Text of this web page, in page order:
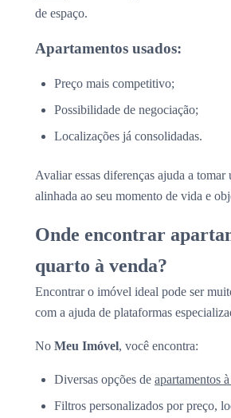
de espaço.
Apartamentos usados:
Preço mais competitivo;
Possibilidade de negociação;
Localizações já consolidadas.
Avaliar essas diferenças ajuda a tomar
alinhada ao seu momento de vida e
Onde encontrar
quarto à venda?
Encontrar o imóvel ideal pode ser
com a ajuda de plataformas
No Meu Imóvel, você encontra:
Diversas opções de apartamentos
Filtros personalizados por preço,